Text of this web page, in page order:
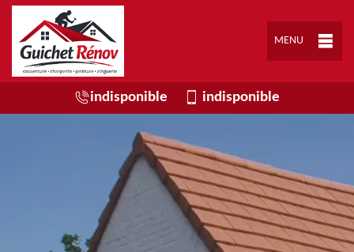
MENU
indisponible indisponible